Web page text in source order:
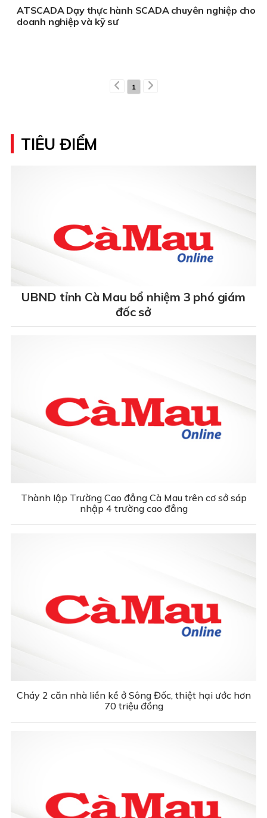
ATSCADA Dạy thực hành SCADA chuyên nghiệp cho
doanh nghiệp và kỹ sư
1
TIÊU ĐIỂM
UBND tỉnh Cà Mau bổ nhiệm 3 phó giám
đốc sở
Thành lập Trường Cao đẳng Cà Mau trên cơ sở sáp
nhập 4 trường cao đẳng
Cháy 2 căn nhà liền kề ở Sông Đốc, thiệt hại ước hơn
70 triệu đồng